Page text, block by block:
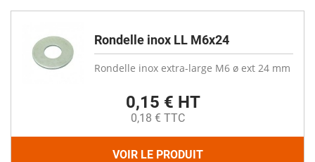
Rondelle inox LL M6x24
Rondelle inox extra-large M6 ø ext 24 mm
0,15 € HT
0,18 € TTC
VOIR LE PRODUIT